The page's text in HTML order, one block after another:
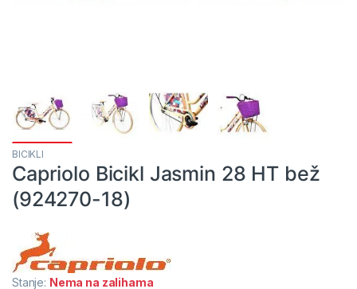
BICIKLI
Capriolo Bicikl Jasmin 28 HT bež
(924270-18)
Stanje: Nema na zalihama